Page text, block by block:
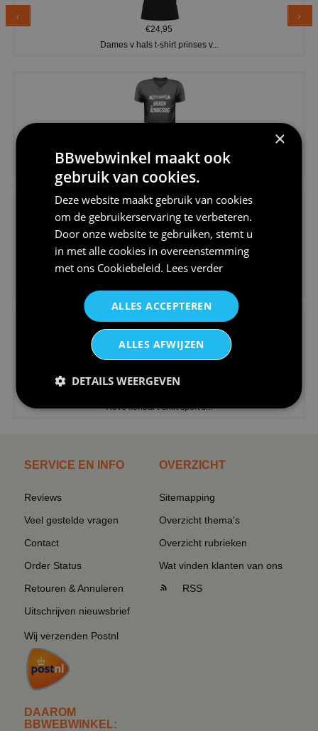
€24,95
Dames v hals t-shirt prinses v...
€24,95
Koningsdag shirt heren v-hals ...
€24,95
I love korfbal t-shirt sport s...
SERVICE EN INFO
Reviews
Veel gestelde vragen
Contact
Order Status
Retouren & Annuleren
Uitschrijven nieuwsbrief
Wij verzenden Postnl
DAAROM
BBWEBWINKEL:
OVERZICHT
Sitemapping
Overzicht thema's
Overzicht rubrieken
Wat vinden klanten van ons
RSS
×
BBwebwinkel maakt ook
gebruik van cookies.
Deze website maakt gebruik van cookies
om de gebruikerservaring te verbeteren.
Door onze website te gebruiken, stemt u
in met alle cookies in overeenstemming
met ons Cookiebeleid. Lees verder
ALLES ACCEPTEREN
ALLES AFWIJZEN
DETAILS WEERGEVEN